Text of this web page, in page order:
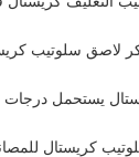
لاصق سلوتيب
يستحمل درجات
كريستال